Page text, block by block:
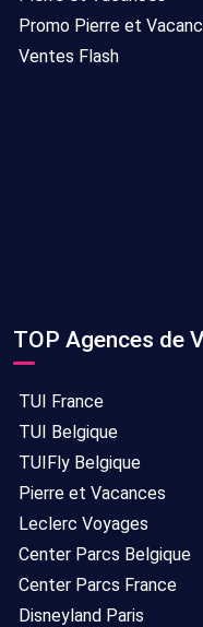
Promo Pierre et
Ventes Flash
TOP Agences de
TUI France
TUI Belgique
TUIFly Belgique
Pierre et Vacances
Leclerc Voyages
Center Parcs Belgique
Center Parcs France
Disneyland Paris